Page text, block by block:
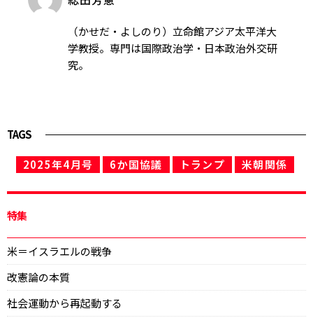
（かせだ・よしのり）立命館アジア太平洋大
学教授。専門は国際政治学・日本政治外交研
究。
TAGS
2025年4月号 6か国協議 トランプ 米朝関係
特集
米＝イスラエルの戦争
改憲論の本質
社会運動から再起動する